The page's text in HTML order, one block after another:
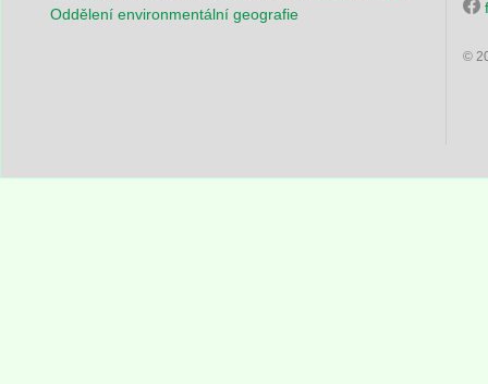
Oddělení environmentální geografie
©